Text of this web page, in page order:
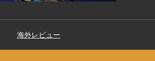
海外レビュー